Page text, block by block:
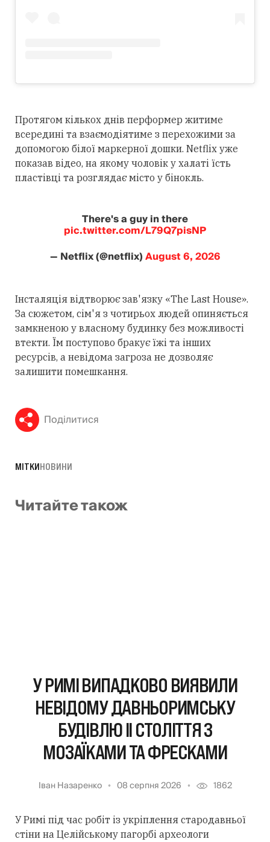
Протягом кількох днів перформер житиме
всередині та взаємодіятиме з перехожими за
допомогою білої маркерної дошки. Netflix уже
показав відео, на якому чоловік у халаті їсть
пластівці та розглядає місто у бінокль.
There's a guy in there
pic.twitter.com/L79Q7pisNP
— Netflix (@netflix)August 6, 2026
Інсталяція відтворює зав'язку «The Last House».
За сюжетом, сім'я з чотирьох людей опиняється
замкненою у власному будинку без можливості
втекти. Їм поступово бракує їжі та інших
ресурсів, а невідома загроза не дозволяє
залишити помешкання.
Поділитися
МІТКИНОВИНИ
Читайте також
У РИМІ ВИПАДКОВО ВИЯВИЛИ
НЕВІДОМУ ДАВНЬОРИМСЬКУ
БУДІВЛЮ II СТОЛІТТЯ З
МОЗАЇКАМИ ТА ФРЕСКАМИ
Іван Назаренко 08 серпня 2026 1862
У Римі під час робіт із укріплення стародавньої
стіни на Целійському пагорбі археологи